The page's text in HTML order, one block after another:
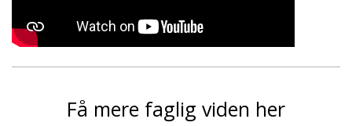
Få mere faglig viden her